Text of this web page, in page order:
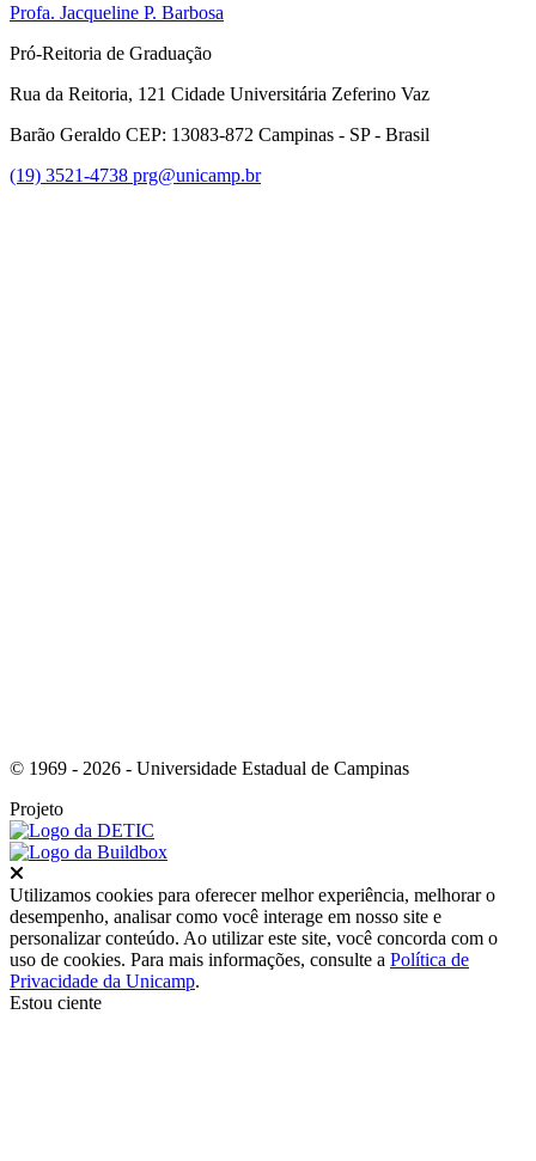
Profa. Jacqueline P. Barbosa
Pró-Reitoria de Graduação
Rua da Reitoria, 121 Cidade Universitária Zeferino Vaz
Barão Geraldo CEP: 13083-872 Campinas - SP - Brasil
(19) 3521-4738 prg@unicamp.br
© 1969 - 2026 - Universidade Estadual de Campinas
Projeto
Utilizamos cookies para oferecer melhor experiência, melhorar o
desempenho, analisar como você interage em nosso site e
personalizar conteúdo. Ao utilizar este site, você concorda com o
uso de cookies. Para mais informações, consulte a Política de
Privacidade da Unicamp.
Estou ciente